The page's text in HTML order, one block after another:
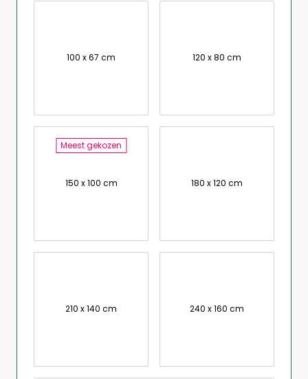
100 x 67 cm 120 x 80 cm
Meest gekozen
150 x 100 cm 180 x 120 cm
210 x 140 cm 240 x 160 cm